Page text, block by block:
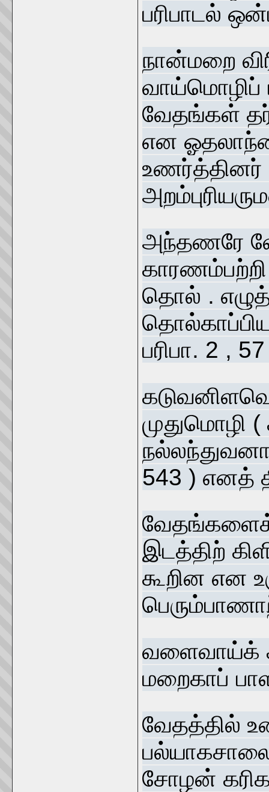
பரிபாடல்
நான்மறை
வாய்மொழிப்
வேதங்கள்
என
உணர்த்தினர்
அந்தணரே
தொல் .
பரிபா. 2 ,
முதுமொழி
543 ) எனத்
வேதங்களைக்
இடத்திற்
கூறின என
வளைவாய்க்
மறைகாப்
வேதத்தில்
பல்யாகசாலை
சோழன்